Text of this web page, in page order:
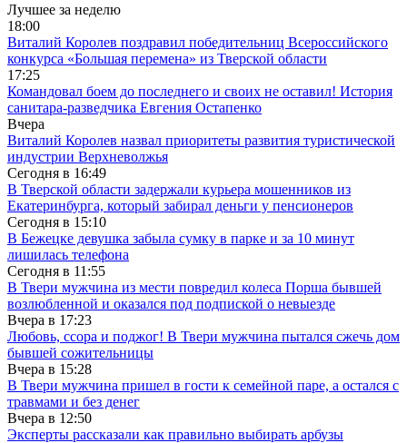
Лучшее за неделю
18:00
Виталий Королев поздравил победительниц Всероссийского
конкурса «Большая перемена» из Тверской области
17:25
Командовал боем до последнего и своих не оставил! История
санитара-разведчика Евгения Остапенко
Вчера
Виталий Королев назвал приоритеты развития туристической
индустрии Верхневолжья
Сегодня в 16:49
В Тверской области задержали курьера мошенников из
Екатеринбурга, который забирал деньги у пенсионеров
Сегодня в 15:10
В Бежецке девушка забыла сумку в парке и за 10 минут
лишилась телефона
Сегодня в 11:55
В Твери мужчина из мести повредил колеса Порша бывшей
возлюбленной и оказался под подпиской о невыезде
Вчера в 17:23
Любовь, ссора и поджог! В Твери мужчина пытался сжечь дом
бывшей сожительницы
Вчера в 15:28
В Твери мужчина пришел в гости к семейной паре, а остался с
травмами и без денег
Вчера в 12:50
Эксперты рассказали как правильно выбирать арбузы